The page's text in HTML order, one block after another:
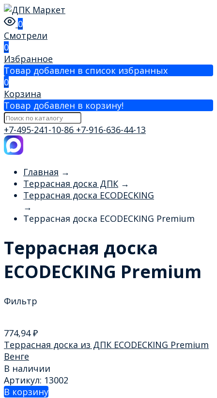
0
Смотрели
0
Избранное
Товар добавлен в список избранных
0
Корзина
Товар добавлен в корзину!
+7-495-241-10-86 +7-916-636-44-13
Главная →
Террасная доска ДПК →
Террасная доска ECODECKING
→
Террасная доска ECODECKING Premium
Террасная доска
ECODECKING Premium
Фильтр
774,94₽
Террасная доска из ДПК ECODECKING Premium
Венге
В наличии
Артикул: 13002
В корзину